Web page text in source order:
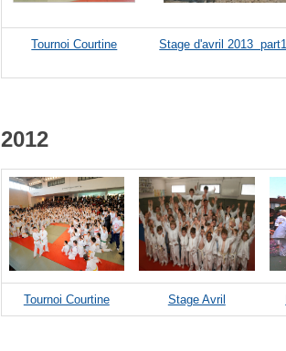
Tournoi Courtine Stage d'avril 2013 part1
2012
Tournoi Courtine Stage Avril